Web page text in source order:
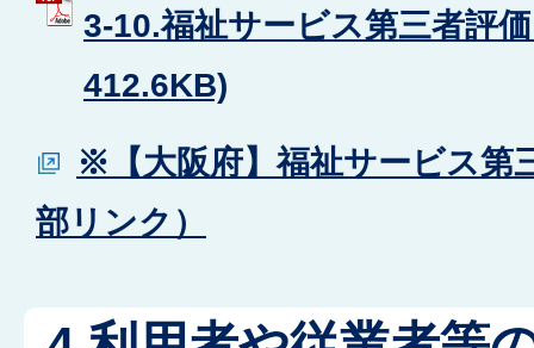
3-10.福祉サービス第三者評
412.6KB)
※【大阪府】福祉サービス第
部リンク）